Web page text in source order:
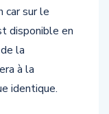
car sur le
disponible en
la
à la
identique.